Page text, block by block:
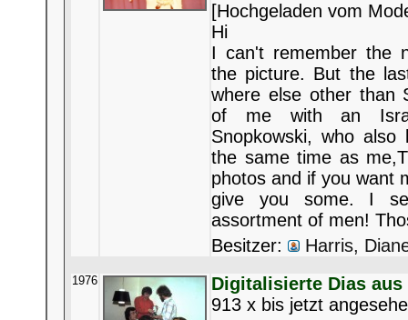
[Hochgeladen vom
Hi
I can't remember the
the picture. But the
where else other than
of me with an
Snopkowski, who
the same time as
photos and if you want
give you some. I
assortment of men!
Besitzer:
Harris,
1976
Digitalisierte Dias aus
913 x bis jetzt